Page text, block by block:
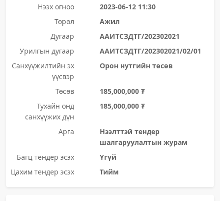
Нээх огноо
2023-06-12 11:30
Төрөл
Ажил
Дугаар
ААИТСЗДТГ/202302021
Урилгын дугаар
ААИТСЗДТГ/202302021/02/01
Санхүүжилтийн эх
үүсвэр
Орон нутгийн төсөв
Төсөв
185,000,000 ₮
Тухайн онд
санхүүжих дүн
185,000,000 ₮
Арга
Нээлттэй тендер
шалгаруулалтын журам
Багц тендер эсэх
Үгүй
Цахим тендер эсэх
Тийм